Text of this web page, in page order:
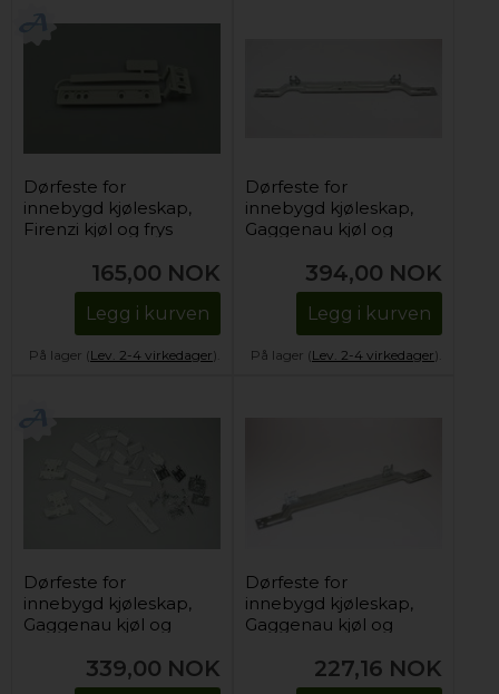
Dørfeste for
innebygd kjøleskap,
Firenzi kjøl og frys
165,00 NOK
Legg i kurven
På lager (Lev. 2-4 virkedager).
Dørfeste for
innebygd kjøleskap,
Gaggenau kjøl og
394,00 NOK
Legg i kurven
På lager (Lev. 2-4 virkedager).
Dørfeste for
innebygd kjøleskap,
Gaggenau kjøl og
339,00 NOK
Dørfeste for
innebygd kjøleskap,
Gaggenau kjøl og
227,16 NOK